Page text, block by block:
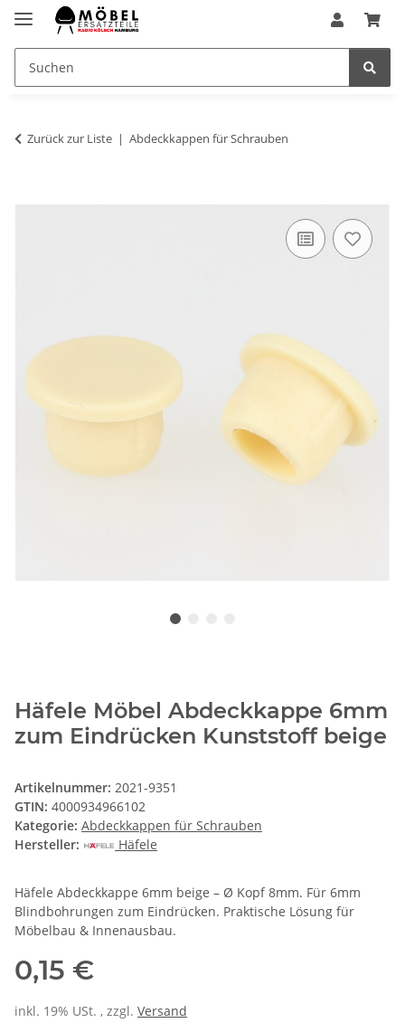
Zurück zur Liste Abdeckkappen für Schrauben
Häfele Möbel Abdeckkappe 6mm
zum Eindrücken Kunststoff beige
Artikelnummer: 2021-9351
GTIN: 4000934966102
Kategorie: Abdeckkappen für Schrauben
Hersteller:
Häfele
Häfele Abdeckkappe 6mm beige – Ø Kopf 8mm. Für 6mm
Blindbohrungen zum Eindrücken. Praktische Lösung für
Möbelbau & Innenausbau.
0,15 €
inkl. 19% USt. , zzgl. Versand